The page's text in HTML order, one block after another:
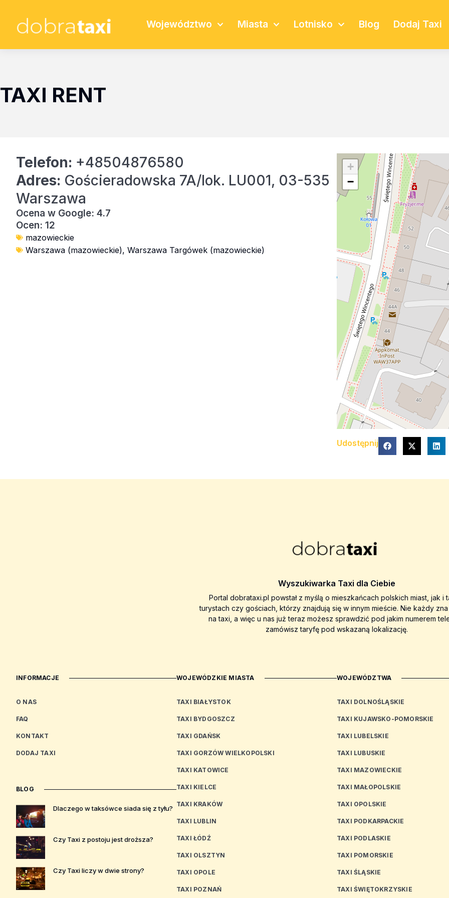
Województwo Miasta Lotnisko Blog Dodaj Taxi
TAXI RENT
Telefon: +48504876580
Adres: Gościeradowska 7A/lok. LU001, 03-535
Warszawa
Ocena w Google: 4.7
Ocen: 12
mazowieckie
Warszawa (mazowieckie), Warszawa Targówek (mazowieckie)
+
−
Udostępnij
Wyszukiwarka Taxi dla Ciebie
Portal dobrataxi.pl powstał z myślą o mieszkańcach polskich miast, jak i
turystach czy gościach, którzy znajdują się w innym mieście. Nie każdy
na taxi, a więc u nas już teraz możesz sprawdzić pod jakim numerem
zamówisz taryfę pod wskazaną lokalizację.
INFORMACJE
O NAS
FAQ
KONTAKT
DODAJ TAXI
BLOG
Dlaczego w taksówce siada się z tyłu?
Czy Taxi z postoju jest droższa?
Czy Taxi liczy w dwie strony?
WOJEWÓDZKIE MIASTA
TAXI BIAŁYSTOK
TAXI BYDGOSZCZ
TAXI GDAŃSK
TAXI GORZÓW WIELKOPOLSKI
TAXI KATOWICE
TAXI KIELCE
TAXI KRAKÓW
TAXI LUBLIN
TAXI ŁÓDŹ
TAXI OLSZTYN
TAXI OPOLE
TAXI POZNAŃ
WOJEWÓDZTWA
TAXI DOLNOŚLĄSKIE
TAXI KUJAWSKO-POMORSKIE
TAXI LUBELSKIE
TAXI LUBUSKIE
TAXI MAZOWIECKIE
TAXI MAŁOPOLSKIE
TAXI OPOLSKIE
TAXI PODKARPACKIE
TAXI PODLASKIE
TAXI POMORSKIE
TAXI ŚLĄSKIE
TAXI ŚWIĘTOKRZYSKIE